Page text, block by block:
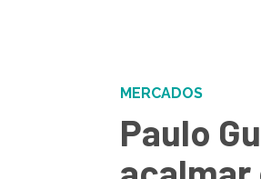
MERCADOS
Paulo